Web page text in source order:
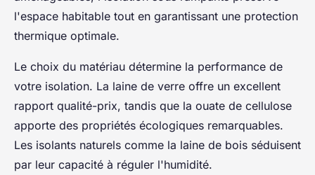
l'espace habitable tout en garantissant une protection
thermique optimale.
Le choix du matériau détermine la performance de
votre isolation. La laine de verre offre un excellent
rapport qualité-prix, tandis que la ouate de cellulose
apporte des propriétés écologiques remarquables.
Les isolants naturels comme la laine de bois séduisent
par leur capacité à réguler l'humidité.